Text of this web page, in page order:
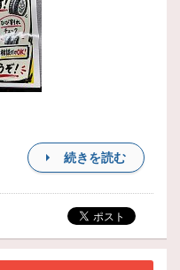
続きを読む